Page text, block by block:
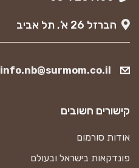
הברזל 26 א’, תל אביב
info.nb@surmom.co.il
קישורים חשובים
אודות סורמום
פונדקאות בישראל ובעולם